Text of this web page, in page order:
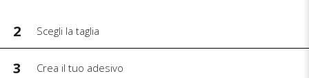
2 Scegli la taglia
3 Crea il tuo adesivo